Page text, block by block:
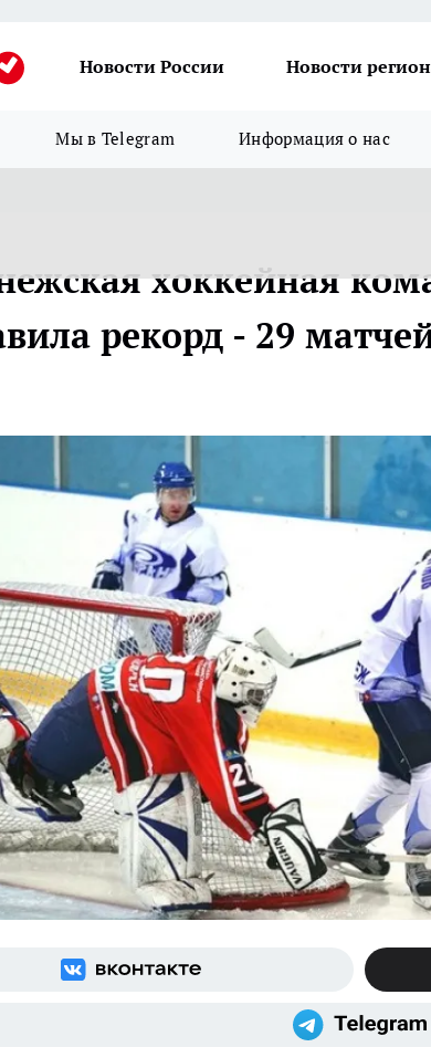
Новости России Новости
Мы в Telegram Информация о нас
хоккейная
рекорд - 29